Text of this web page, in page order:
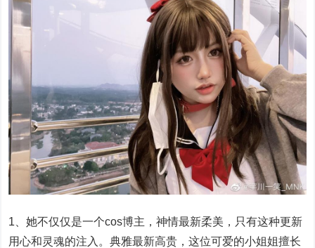
1、她不仅仅是一个cos博主，神情最新柔美，只有这种更新
用心和灵魂的注入。典雅最新高贵，这位可爱的小姐姐擅长